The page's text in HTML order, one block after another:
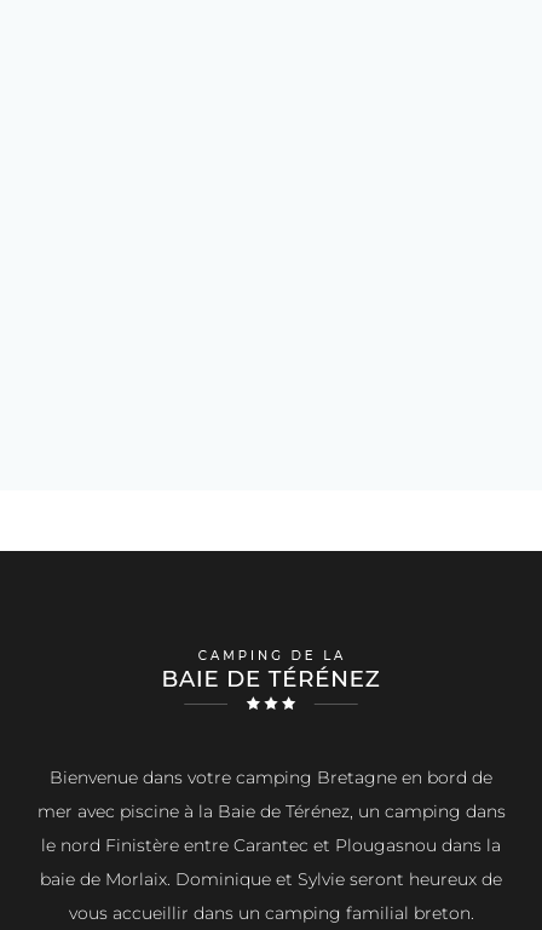
Bienvenue dans votre camping Bretagne en bord de
mer avec piscine à la Baie de Térénez, un camping dans
le nord Finistère entre Carantec et Plougasnou dans la
baie de Morlaix. Dominique et Sylvie seront heureux de
vous accueillir dans un camping familial breton.